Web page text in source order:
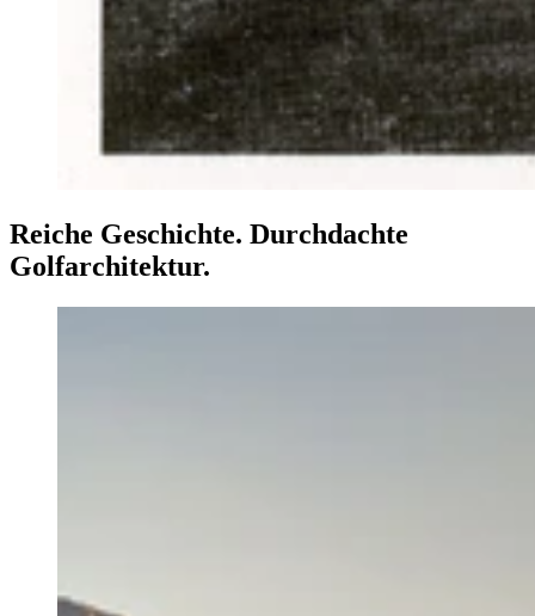
Reiche Geschichte. Durchdachte
Golfarchitektur.